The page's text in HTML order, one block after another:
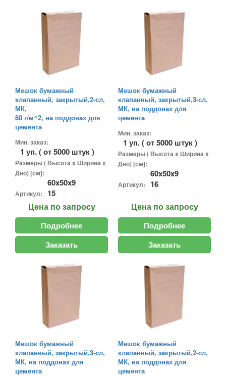
Мешок бумажный
клапанный, закрытый,2-сл,
МК,
80 г/м^2, на поддонах для
цемента
Мин. заказ:
1 уп. ( от 5000 штук )
Размеры ( Высота x Ширина x
Дно) [см]:
60x50x9
Артикул: 15
Цена по запросу
Подробнее
Заказать
Мешок бумажный
клапанный, закрытый,3-сл,
МК, на поддонах для
цемента
Мин. заказ:
1 уп. ( от 5000 штук )
Размеры ( Высота x Ширина x
Дно) [см]:
60x50x9
Артикул: 16
Цена по запросу
Подробнее
Заказать
Мешок бумажный
клапанный, закрытый,3-сл,
МК, на поддонах для
цемента
Мешок бумажный
клапанный, закрытый,2-сл,
МК, на поддонах для
цемента